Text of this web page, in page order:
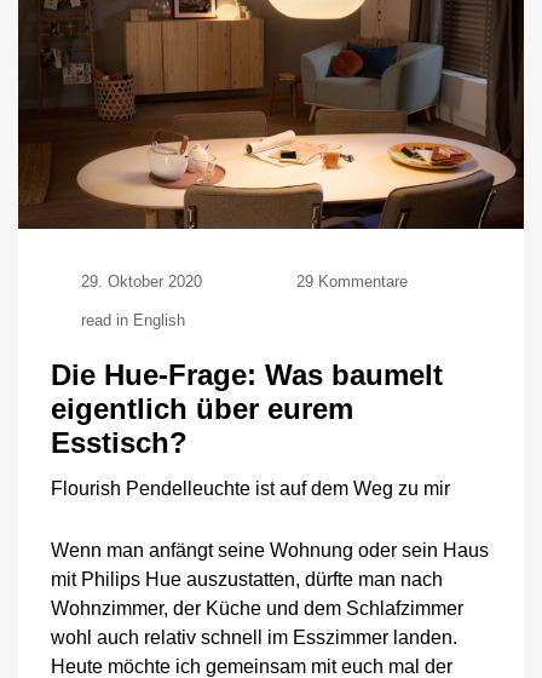
29. Oktober 2020 29 Kommentarezu
Was
Esstisch?
read in English
Die Hue-Frage: Was baumelt
eigentlich über eurem
Esstisch?
Flourish Pendelleuchte ist auf dem Weg zu mir
Wenn man anfängt seine Wohnung oder sein Haus
mit Philips Hue auszustatten, dürfte man nach
Wohnzimmer, der Küche und dem Schlafzimmer
wohl auch relativ schnell im Esszimmer landen.
Heute möchte ich gemeinsam mit euch mal der